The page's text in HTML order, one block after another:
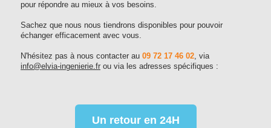
pour répondre au mieux à vos besoins.
Sachez que nous nous tiendrons disponibles pour pouvoir
échanger efficacement avec vous.
N'hésitez pas à nous contacter au 09 72 17 46 02, via
info@elvia-ingenierie.fr ou via les adresses spécifiques :
Un retour en 24H